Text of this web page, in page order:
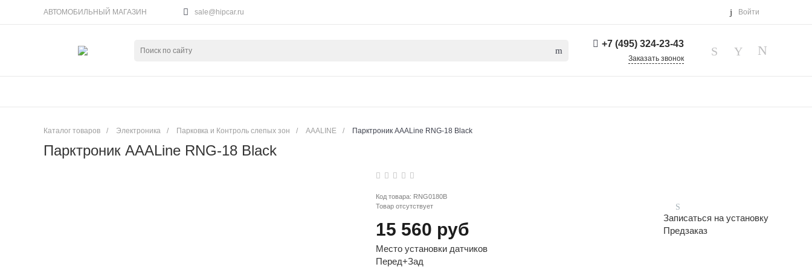
АВТОМОБИЛЬНЫЙ МАГАЗИН sale@hipcar.ru Войти
+7 (495) 324-23-43
Заказать звонок
Каталог товаров / Электроника / Парковка и Контроль слепых зон / AAALINE / Парктроник AAALine RNG-18 Black
Парктроник AAALine RNG-18 Black
Код товара: RNG0180B
Товар отсутствует
15 560 руб
Записаться на установку
Предзаказ
Место установки датчиков
Перед+Зад